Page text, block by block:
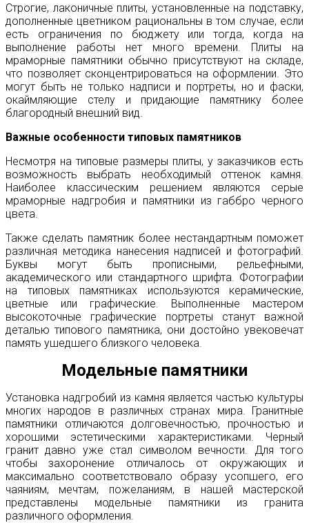
Строгие, лаконичные плиты, установленные на подставку,
дополненные цветником рациональны в том случае, если
есть ограничения по бюджету или тогда, когда на
выполнение работы нет много времени. Плиты на
мраморные памятники обычно присутствуют на складе,
что позволяет сконцентрироваться на оформлении. Это
могут быть не только надписи и портреты, но и фаски,
окаймляющие стелу и придающие памятнику более
благородный внешний вид.
Важные особенности типовых памятников
Несмотря на типовые размеры плиты, у заказчиков есть
возможность выбрать необходимый оттенок камня.
Наиболее классическим решением являются серые
мраморные надгробия и памятники из габбро черного
цвета.
Также сделать памятник более нестандартным поможет
различная методика нанесения надписей и фотографий.
Буквы могут быть прописными, рельефными,
академического или стандартного шрифта. Фотографии
на типовых памятниках используются керамические,
цветные или графические. Выполненные мастером
высокоточные графические портреты станут важной
деталью типового памятника, они достойно увековечат
память ушедшего близкого человека.
Модельные памятники
Установка надгробий из камня является частью культуры
многих народов в различных странах мира. Гранитные
памятники отличаются долговечностью, прочностью и
хорошими эстетическими характеристиками. Черный
гранит давно уже стал символом вечности. Для того
чтобы захоронение отличалось от окружающих и
максимально соответствовало образу усопшего, его
чаяниям, мечтам, пожеланиям, в нашей мастерской
представлены модельные памятники из гранита
различного оформления.